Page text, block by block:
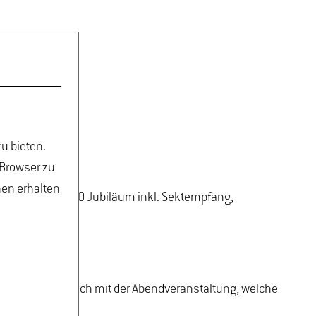
zum 70. BDO Jubiläum inkl. Sektempfang,
zusätzlich mit der Abendveranstaltung, welche
bieten.
zu
erhalten